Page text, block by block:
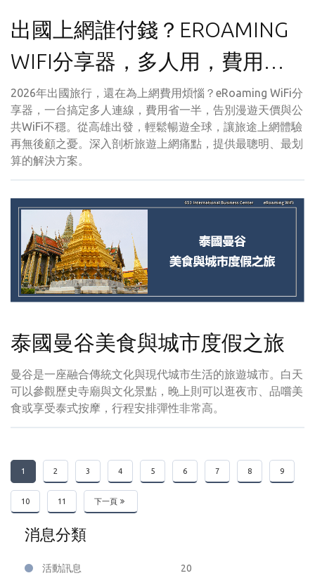
出國上網誰付錢？EROAMING
WIFI分享器，多人用，費用直
接省一半！
2026年出國旅行，還在為上網費用煩惱？eRoaming WiFi分
享器，一台搞定多人連線，費用省一半，告別漫遊天價與公
共WiFi不穩。從高雄出發，輕鬆暢遊全球，讓旅途上網體驗
再無後顧之憂。深入剖析旅遊上網痛點，提供最聰明、最划
算的解決方案。
泰國曼谷美食與城市度假之旅
曼谷是一座融合傳統文化與現代城市生活的旅遊城市。白天
可以參觀歷史寺廟與文化景點，晚上則可以逛夜市、品嚐美
食或享受泰式按摩，行程安排彈性非常高。
1 2 3 4 5 6 7 8 9
10 11 下一頁
消息分類
活動訊息 20